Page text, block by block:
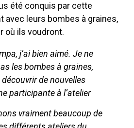
été conquis par cette
avec leurs bombes à graines,
où ils voudront.
j’ai bien aimé. Je ne
les bombes à graines,
découvrir de nouvelles
participante à l’atelier
vraiment beaucoup de